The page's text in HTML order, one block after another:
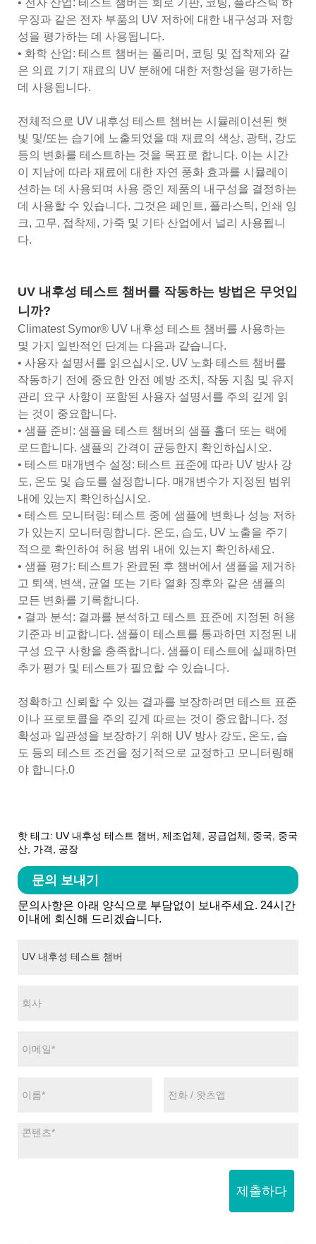
우징과 같은 전자 부품의 UV 저하에 대한 내구성과 저항
성을 평가하는 데 사용됩니다.
• 화학 산업: 테스트 챔버는 폴리머, 코팅 및 접착제와 같
은 의료 기기 재료의 UV 분해에 대한 저항성을 평가하는
데 사용됩니다.
전체적으로 UV 내후성 테스트 챔버는 시뮬레이션된 햇
빛 및/또는 습기에 노출되었을 때 재료의 색상, 광택, 강도
등의 변화를 테스트하는 것을 목표로 합니다. 이는 시간
이 지남에 따라 재료에 대한 자연 풍화 효과를 시뮬레이
션하는 데 사용되며 사용 중인 제품의 내구성을 결정하는
데 사용할 수 있습니다. 그것은 페인트, 플라스틱, 인쇄 잉
크, 고무, 접착제, 가죽 및 기타 산업에서 널리 사용됩니
다.
UV 내후성 테스트 챔버를 작동하는 방법은 무엇입
니까?
Climatest Symor® UV 내후성 테스트 챔버를 사용하는
몇 가지 일반적인 단계는 다음과 같습니다.
• 사용자 설명서를 읽으십시오. UV 노화 테스트 챔버를
작동하기 전에 중요한 안전 예방 조치, 작동 지침 및 유지
관리 요구 사항이 포함된 사용자 설명서를 주의 깊게 읽
는 것이 중요합니다.
• 샘플 준비: 샘플을 테스트 챔버의 샘플 홀더 또는 랙에
로드합니다. 샘플의 간격이 균등한지 확인하십시오.
• 테스트 매개변수 설정: 테스트 표준에 따라 UV 방사 강
도, 온도 및 습도를 설정합니다. 매개변수가 지정된 범위
내에 있는지 확인하십시오.
• 테스트 모니터링: 테스트 중에 샘플에 변화나 성능 저하
가 있는지 모니터링합니다. 온도, 습도, UV 노출을 주기
적으로 확인하여 허용 범위 내에 있는지 확인하세요.
• 샘플 평가: 테스트가 완료된 후 챔버에서 샘플을 제거하
고 퇴색, 변색, 균열 또는 기타 열화 징후와 같은 샘플의
모든 변화를 기록합니다.
• 결과 분석: 결과를 분석하고 테스트 표준에 지정된 허용
기준과 비교합니다. 샘플이 테스트를 통과하면 지정된 내
구성 요구 사항을 충족합니다. 샘플이 테스트에 실패하면
추가 평가 및 테스트가 필요할 수 있습니다.
정확하고 신뢰할 수 있는 결과를 보장하려면 테스트 표준
이나 프로토콜을 주의 깊게 따르는 것이 중요합니다. 정
확성과 일관성을 보장하기 위해 UV 방사 강도, 온도, 습
도 등의 테스트 조건을 정기적으로 교정하고 모니터링해
야 합니다.0
핫 태그: UV 내후성 테스트 챔버, 제조업체, 공급업체, 중국, 중국
산, 가격, 공장
문의 보내기
문의사항은 아래 양식으로 부담없이 보내주세요. 24시간
이내에 회신해 드리겠습니다.
제출하다